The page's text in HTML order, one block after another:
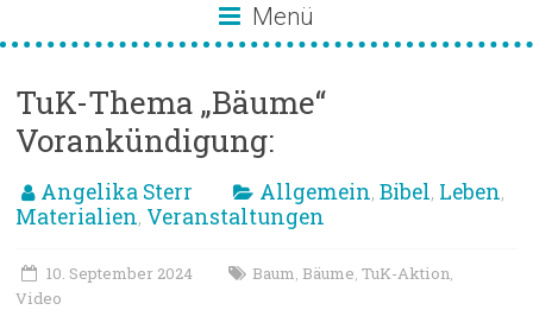
Menü
TuK-Thema „Bäume“
Vorankündigung:
Angelika Sterr Allgemein,Bibel, Leben,
Materialien, Veranstaltungen
10. September 2024 Baum, Bäume,TuK-Aktion,
Video